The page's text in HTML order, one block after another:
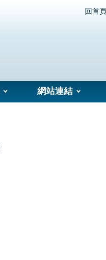
回首
網站連結